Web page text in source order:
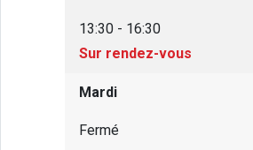
13:30 - 16:30
Sur rendez-vous
Mardi
Fermé